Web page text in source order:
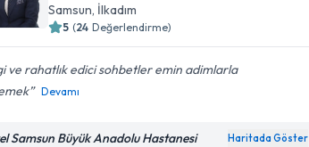
Samsun , İlkadım
5 (24 Değerlendirme)
ve rahatlık edici sohbetler emin adimlarla
Devamı
Samsun Büyük Anadolu Hastanesi Haritada Göster